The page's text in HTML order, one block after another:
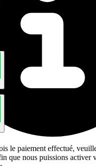
le paiement effectué,
que nous puissions activer